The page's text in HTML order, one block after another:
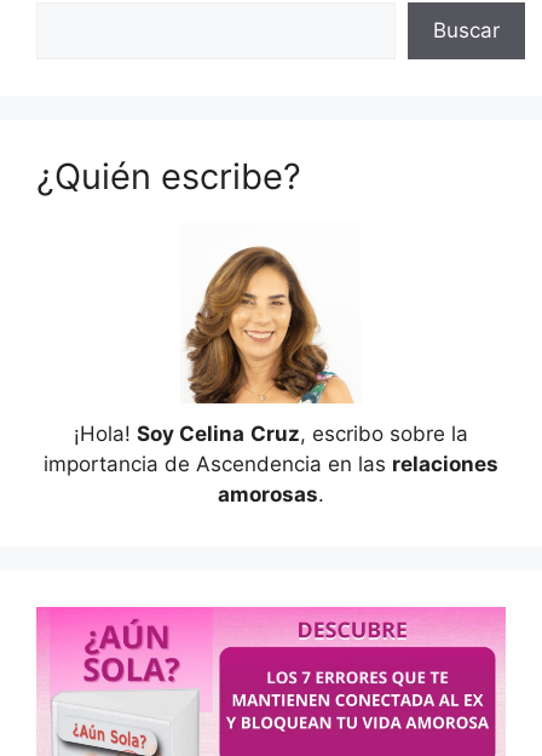
Buscar
¿Quién escribe?
¡Hola! Soy Celina Cruz, escribo sobre la
importancia de Ascendencia en las relaciones
amorosas.